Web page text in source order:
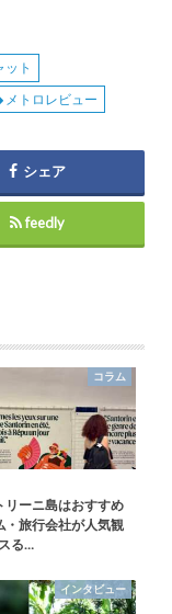
ット
メトロレビュー
シェア
feedly
コラム
リーニ島はおすすめ
・旅行会社が人気観
る…
インタビュー